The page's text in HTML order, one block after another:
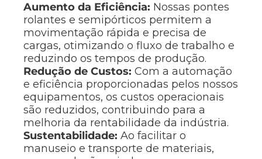
Aumento da Eficiência: Nossas pontes
rolantes e semipórticos permitem a
movimentação rápida e precisa de
cargas, otimizando o fluxo de trabalho e
reduzindo os tempos de produção.
Redução de Custos: Com a automação
e eficiência proporcionadas pelos nossos
equipamentos, os custos operacionais
são reduzidos, contribuindo para a
melhoria da rentabilidade da indústria.
Sustentabilidade: Ao facilitar o
manuseio e transporte de materiais,